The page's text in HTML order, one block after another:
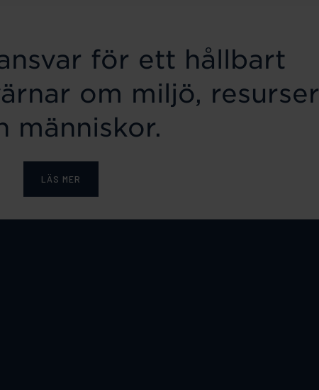
för ett hållbart
om miljö, resurser
människor.
LÄS MER